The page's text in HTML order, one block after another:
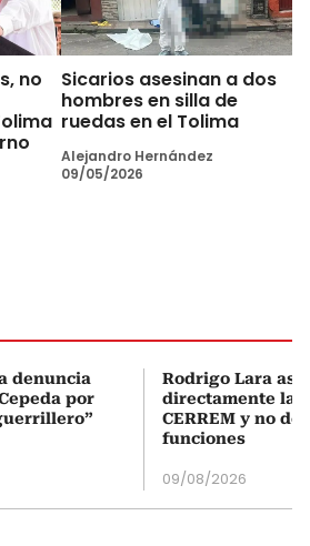
no
Sicarios asesinan a dos
hombres en silla de
ruedas en el Tolima
Alejandro Hernández
09/05/2026
denuncia
por
Rodrigo Lara
directamente la
CERREM y no
funciones
09/08/2026